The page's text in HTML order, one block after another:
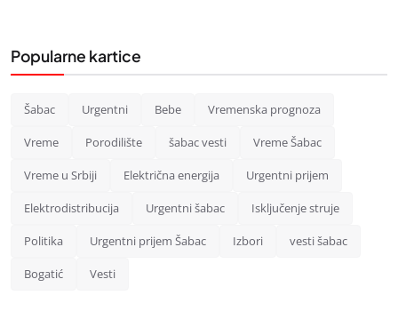
Popularne kartice
Šabac Urgentni Bebe Vremenska prognoza
Vreme Porodilište šabac vesti Vreme Šabac
Vreme u Srbiji Električna energija Urgentni prijem
Elektrodistribucija Urgentni šabac Isključenje struje
Politika Urgentni prijem Šabac Izbori vesti šabac
Bogatić Vesti